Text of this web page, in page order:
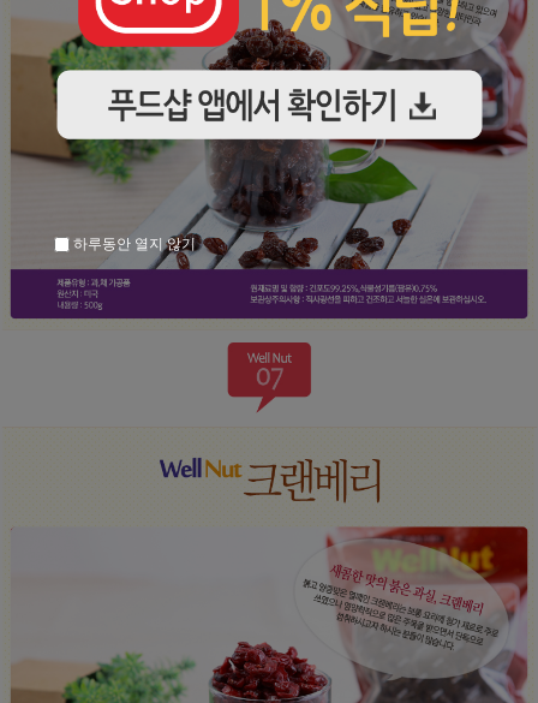
하루동안 열지 않기